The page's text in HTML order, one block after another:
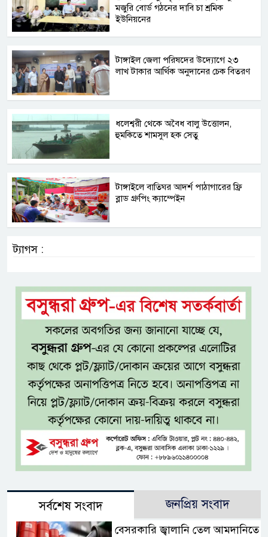
মজুরি বোর্ড গঠনের দাবি চা শ্রমিক
ইউনিয়নের
টাঙ্গাইল জেলা পরিষদের উদ্যোগে ২৩
লাখ টাকার আর্থিক অনুদানের চেক বিতরণ
ধলেশ্বরী থেকে অবৈধ বালু উত্তোলন,
হুমকিতে শামসুল হক সেতু
টাঙ্গাইলে বাতিঘর আদর্শ পাঠাগারের ফ্রি
ব্লাড গ্রুপিং ক্যাম্পেইন
ট্যাগস :
সর্বশেষ সংবাদ জনপ্রিয় সংবাদ
বেসরকারি জ্বালানি তেল আমদানিতে